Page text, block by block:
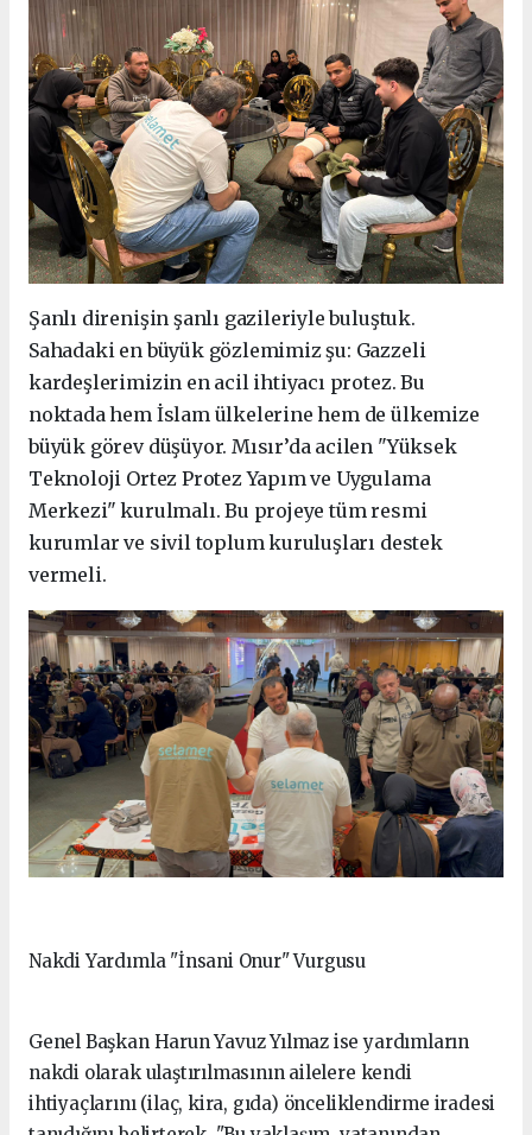
Şanlı direnişin şanlı gazileriyle buluştuk.
Sahadaki en büyük gözlemimiz şu: Gazzeli
kardeşlerimizin en acil ihtiyacı protez. Bu
noktada hem İslam ülkelerine hem de ülkemize
büyük görev düşüyor. Mısır’da acilen "Yüksek
Teknoloji Ortez Protez Yapım ve Uygulama
Merkezi" kurulmalı. Bu projeye tüm resmi
kurumlar ve sivil toplum kuruluşları destek
vermeli.
Nakdi Yardımla "İnsani Onur" Vurgusu
Genel Başkan Harun Yavuz Yılmaz ise yardımların
nakdi olarak ulaştırılmasının ailelere kendi
ihtiyaçlarını (ilaç, kira, gıda) önceliklendirme iradesi